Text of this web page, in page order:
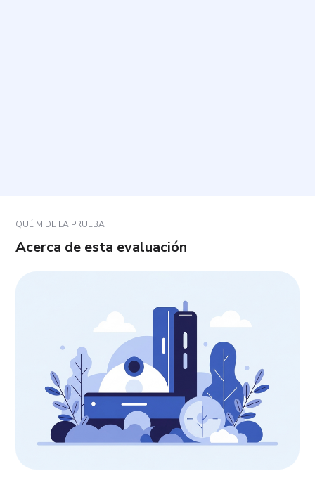
QUÉ MIDE LA PRUEBA
Acerca de esta evaluación